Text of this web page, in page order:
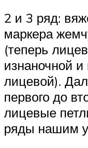
2 и 3 ряд:
маркера
(теперь
изнаночной и
лицевой).
первого до
лицевые
ряды нашим